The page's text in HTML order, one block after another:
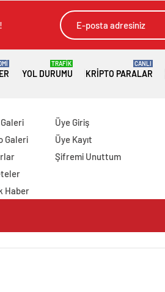
YOL DURUMU
TRAFİK
KRIPTO PARALAR
CANLI
Galeri
Haber
Üye Giriş
Üye Kayıt
Şifremi Unuttum